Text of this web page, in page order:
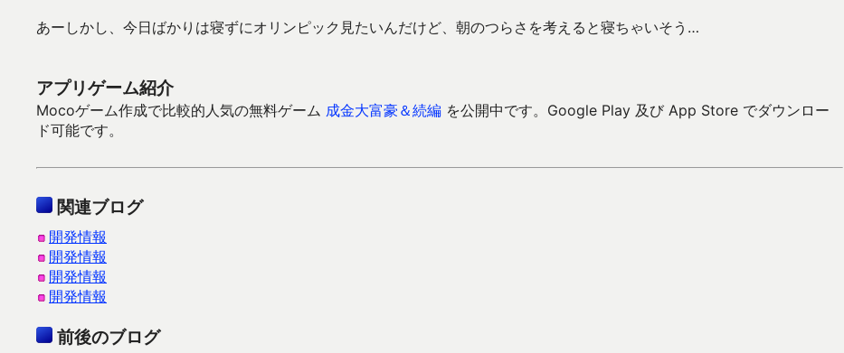
あーしかし、今日ばかりは寝ずにオリンピック見たいんだけど、朝のつらさを考えると寝ちゃいそう…
アプリゲーム紹介
Mocoゲーム作成で比較的人気の無料ゲーム 成金大富豪＆続編 を公開中です。Google Play 及び App Store でダウンロー
ド可能です。
関連ブログ
開発情報
開発情報
開発情報
開発情報
前後のブログ